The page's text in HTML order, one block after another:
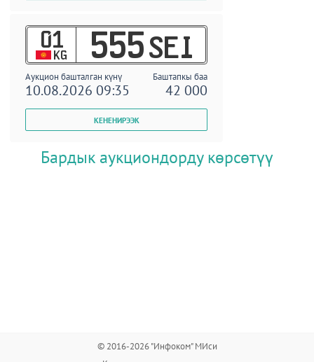
01
KG 555 SEI
Аукцион башталган күнү Баштапкы баа
10.08.2026 09:35 42 000
Бардык аукциондорду көрсөтүү
© 2016-2026 "Инфоком" МИси